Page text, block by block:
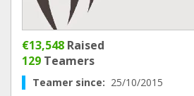
€13,548 Raised
129 Teamers
Teamer since: 25/10/2015